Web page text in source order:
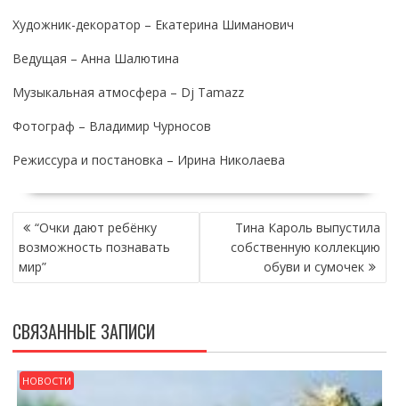
Художник-декоратор – Екатерина Шиманович
Ведущая – Анна Шалютина
Музыкальная атмосфера – Dj Tamazz
Фотограф – Владимир Чурносов
Режиссура и постановка – Ирина Николаева
НАВИГАЦИЯ
ПО
ЗАПИСЯМ
“Очки дают ребёнку
возможность познавать
мир”
Тина Кароль выпустила
собственную коллекцию
обуви и сумочек
СВЯЗАННЫЕ ЗАПИСИ
НОВОСТИ